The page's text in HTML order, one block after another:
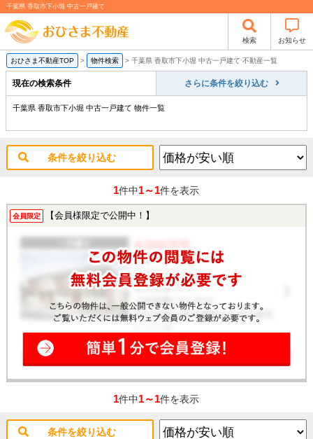
千葉県 香取市下小堀 中古一戸建て
検索 お知らせ
おひさま不動産TOP > 物件検索 > 千葉県 香取市下小堀 中古一戸建て 不動産一覧
現在の検索条件 さらに条件を絞り込む
千葉県 香取市下小堀 中古一戸建て 物件一覧
条件を絞り込む
1件中1～1件を表示
会員限定 【会員様限定で公開中！】
1件中1～1件を表示
条件を絞り込む